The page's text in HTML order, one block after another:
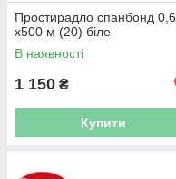
Простирадло спанбонд 0,6
х500 м (20) біле
В наявності
1 150 ₴
Купити